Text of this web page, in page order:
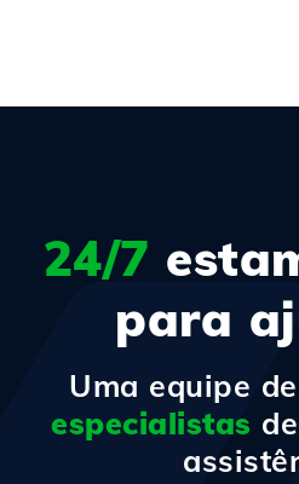
24/7
para
Uma equipe
especialistas